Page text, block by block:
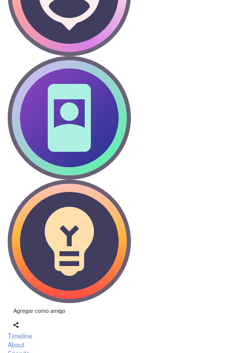
Agregar como amigo
Timeline
About